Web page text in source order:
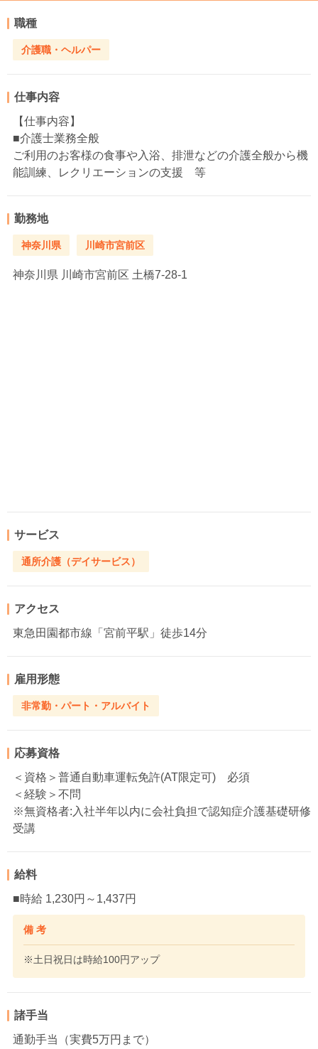
職種
介護職・ヘルパー
仕事内容
【仕事内容】
■介護士業務全般
ご利用のお客様の食事や入浴、排泄などの介護全般から機
能訓練、レクリエーションの支援 等
勤務地
神奈川県 川崎市宮前区
神奈川県 川崎市宮前区 土橋7-28-1
サービス
通所介護（デイサービス）
アクセス
東急田園都市線「宮前平駅」徒歩14分
雇用形態
非常勤・パート・アルバイト
応募資格
＜資格＞普通自動車運転免許(AT限定可) 必須
＜経験＞不問
※無資格者:入社半年以内に会社負担で認知症介護基礎研修
受講
給料
■時給 1,230円～1,437円
備 考
※土日祝日は時給100円アップ
諸手当
通勤手当（実費5万円まで）